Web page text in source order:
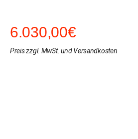
6.030,00€
Preis zzgl. MwSt. und Versandkosten